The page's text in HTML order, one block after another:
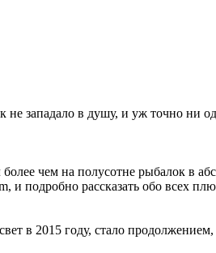
западало в душу, и уж точно ни
чем на полусотне рыбалок в
и подробно рассказать обо всех
в 2015 году, стало